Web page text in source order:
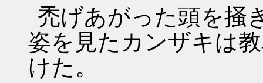
禿げあがった頭を掻
姿を見たカンザキは
けた。